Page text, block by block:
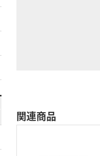
関連商品